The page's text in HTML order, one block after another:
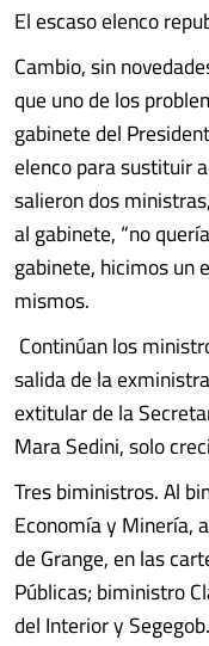
El escaso elenco
Cambio, sin
que uno de los
gabinete del
elenco para sustituir
salieron dos
al gabinete, “no
gabinete, hicimos un
mismos.
Continúan los
salida de la
extitular de la
Mara Sedini, solo
Tres biministros. Al
Economía y Minería,
de Grange, en las
Públicas; biministro
del Interior y Segegob.